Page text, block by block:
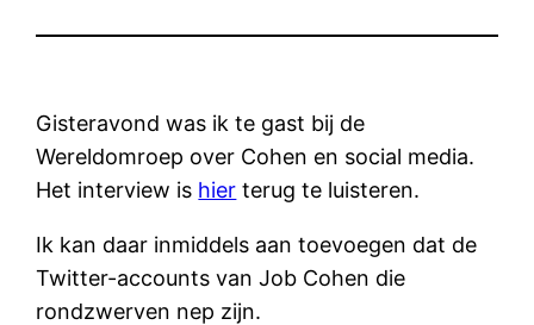
Gisteravond was ik te gast bij de
Wereldomroep over Cohen en social media.
Het interview is hier terug te luisteren.
Ik kan daar inmiddels aan toevoegen dat de
Twitter-accounts van Job Cohen die
rondzwerven nep zijn.